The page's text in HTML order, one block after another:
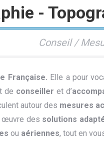
-
Conseil /
Française. Elle a pour
de conseiller et d’
autour des mesures
œuvre des solutions
ou aériennes, tout en